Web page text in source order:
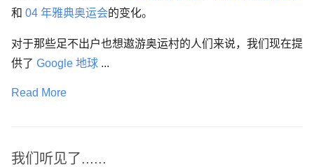
和 04 年雅典奥运会的变化。
对于那些足不出户也想遨游奥运村的人们来说，我们现在提
供了 Google 地球 ...
Read More
我们听见了......